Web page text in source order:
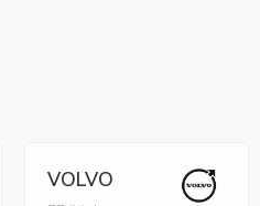
VOLVO